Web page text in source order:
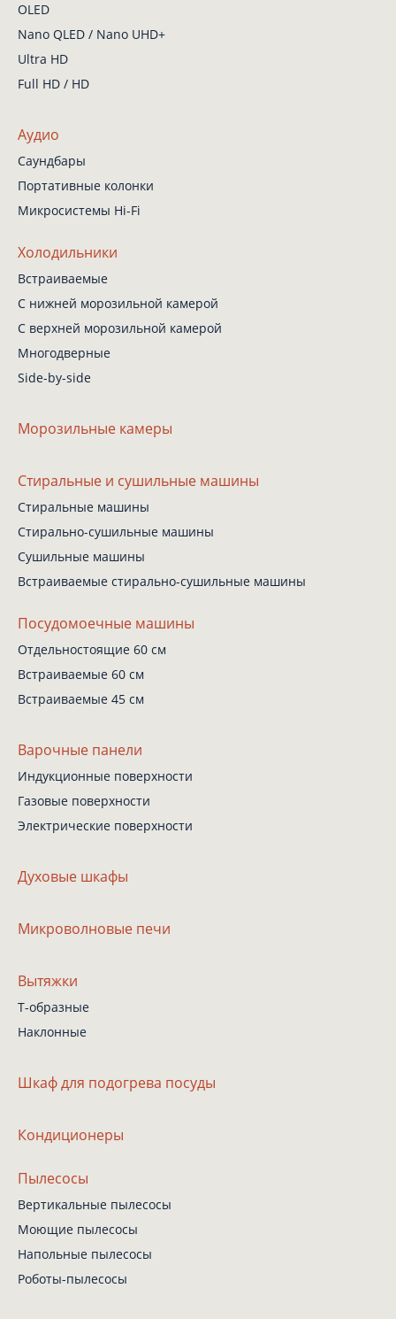
OLED
Nano QLED / Nano UHD+
Ultra HD
Full HD / HD
Аудио
Саундбары
Портативные колонки
Микросистемы Hi-Fi
Холодильники
Встраиваемые
С нижней морозильной камерой
С верхней морозильной камерой
Многодверные
Side-by-side
Морозильные камеры
Стиральные и сушильные машины
Стиральные машины
Стирально-сушильные машины
Сушильные машины
Встраиваемые стирально-сушильные машины
Посудомоечные машины
Отдельностоящие 60 см
Встраиваемые 60 см
Встраиваемые 45 см
Варочные панели
Индукционные поверхности
Газовые поверхности
Электрические поверхности
Духовые шкафы
Микроволновые печи
Вытяжки
Т-образные
Наклонные
Шкафдля подогрева посуды
Кондиционеры
Пылесосы
Вертикальные пылесосы
Моющие пылесосы
Напольные пылесосы
Роботы-пылесосы